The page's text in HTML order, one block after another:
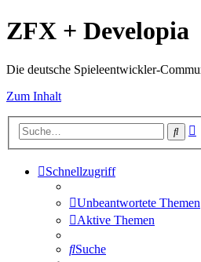
ZFX + Developia
Die deutsche Spieleentwickler-
Zum Inhalt
Suche
Schnellzugriff
Unbeantwortete Themen
Aktive Themen
Suche